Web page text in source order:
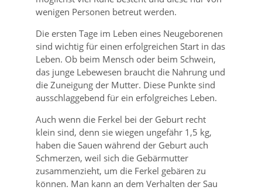
wenigen Personen betreut werden.
Die ersten Tage im Leben eines Neugeborenen
sind wichtig für einen erfolgreichen Start in das
Leben. Ob beim Mensch oder beim Schwein,
das junge Lebewesen braucht die Nahrung und
die Zuneigung der Mutter. Diese Punkte sind
ausschlaggebend für ein erfolgreiches Leben.
Auch wenn die Ferkel bei der Geburt recht
klein sind, denn sie wiegen ungefähr 1,5 kg,
haben die Sauen während der Geburt auch
Schmerzen, weil sich die Gebärmutter
zusammenzieht, um die Ferkel gebären zu
können. Man kann an dem Verhalten der Sau